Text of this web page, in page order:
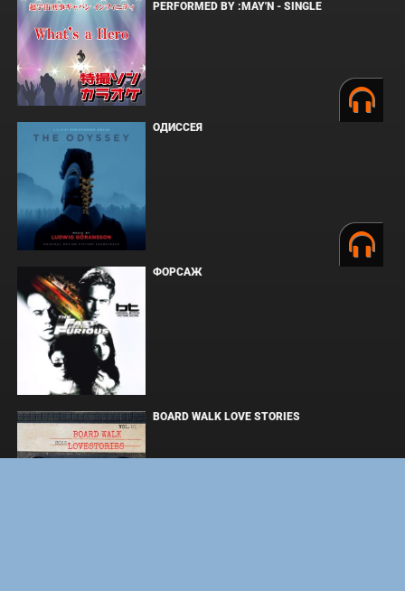
PERFORMED BY :MAY'N - SINGLE
ОДИССЕЯ
ФОРСАЖ
BOARD WALK LOVE STORIES